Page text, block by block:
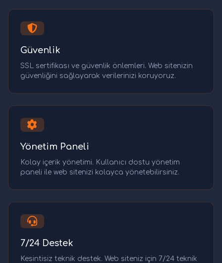
Güvenlik
SSL sertifikası ve güvenlik önlemleri. Web sitenizin
güvenliğini sağlayarak verilerinizi koruyoruz.
Yönetim Paneli
Kolay içerik yönetimi. Kullanıcı dostu yönetim
paneli ile web sitenizi kolayca yönetebilirsiniz.
7/24 Destek
Kesintisiz teknik destek. Web siteniz için 7/24 teknik